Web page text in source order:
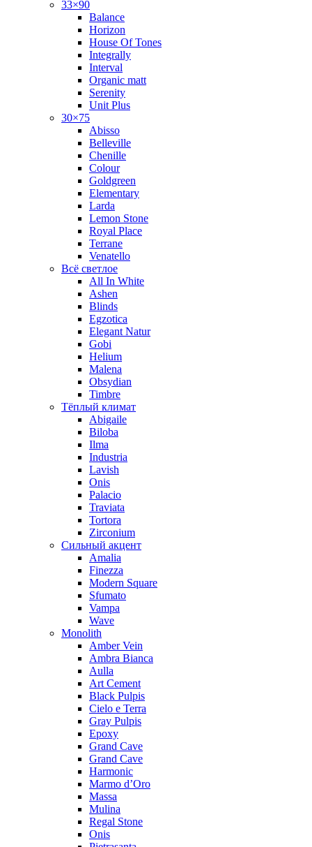
33×90
Balance
Horizon
House Of Tones
Integrally
Interval
Organic matt
Serenity
Unit Plus
30×75
Abisso
Belleville
Chenille
Colour
Goldgreen
Elementary
Larda
Lemon Stone
Royal Place
Terrane
Venatello
Всё светлое
All In White
Ashen
Blinds
Egzotica
Elegant Natur
Gobi
Helium
Malena
Obsydian
Timbre
Тёплый климат
Abigaile
Biloba
Ilma
Industria
Lavish
Onis
Palacio
Traviata
Tortora
Zirconium
Сильный акцент
Amalia
Finezza
Modern Square
Sfumato
Vampa
Wave
Monolith
Amber Vein
Ambra Bianca
Aulla
Art Cement
Black Pulpis
Cielo e Terra
Gray Pulpis
Epoxy
Grand Cave
Grand Cave
Harmonic
Marmo d’Oro
Massa
Mulina
Regal Stone
Onis